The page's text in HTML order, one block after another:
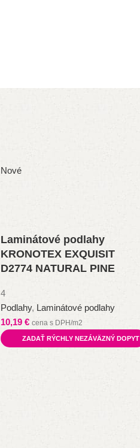
Nové
Laminátové podlahy
KRONOTEX EXQUISIT
D2774 NATURAL PINE
4
Podlahy, Laminátové podlahy
10,19€ cena s DPH/m2
ZADAŤ RÝCHLY NEZÁVÄZNÝ DOPYT